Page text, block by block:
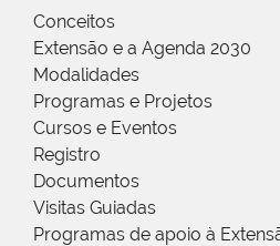
Conceitos
Extensão e a Agenda 2030
Modalidades
Programas e Projetos
Cursos e Eventos
Registro
Documentos
Visitas Guiadas
Programas de apoio à